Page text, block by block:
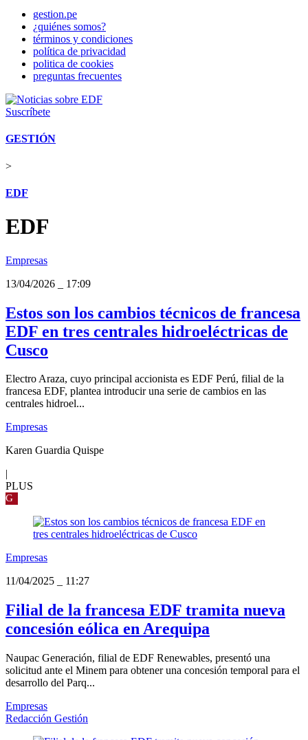
gestion.pe
¿quiénes somos?
términos y condiciones
política de privacidad
politica de cookies
preguntas frecuentes
Suscríbete
GESTIÓN
>
EDF
EDF
Empresas
13/04/2026
17:09
Estos son los cambios técnicos de francesa
EDF en tres centrales hidroeléctricas de
Cusco
Electro Araza, cuyo principal accionista es EDF Perú, filial de la
francesa EDF, plantea introducir una serie de cambios en las
centrales hidroel...
Empresas
Karen Guardia Quispe
PLUS
G
Empresas
11/04/2025
11:27
Filial de la francesa EDF tramita nueva
concesión eólica en Arequipa
Naupac Generación, filial de EDF Renewables, presentó una
solicitud ante el Minem para obtener una concesión temporal para el
desarrollo del Parq...
Empresas
Redacción Gestión